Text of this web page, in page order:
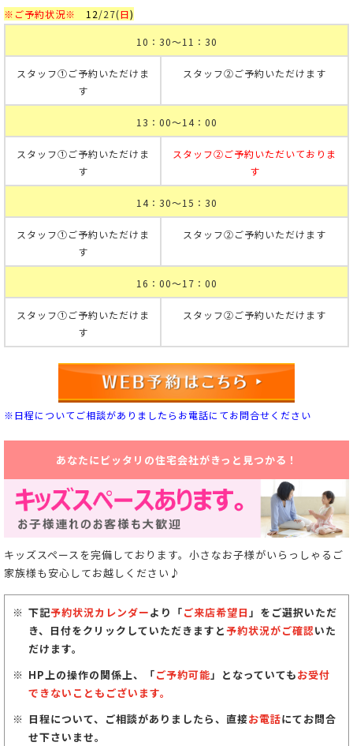
※ご予約状況※ 12/27(日)
10：30～11：30
スタッフ①ご予約いただけま
す
スタッフ②ご予約いただけます
13：00～14：00
スタッフ①ご予約いただけま
す
スタッフ②ご予約いただいておりま
す
14：30～15：30
スタッフ①ご予約いただけま
す
スタッフ②ご予約いただけます
16：00～17：00
スタッフ①ご予約いただけま
す
スタッフ②ご予約いただけます
※日程についてご相談がありましたらお電話にてお問合せください
あなたにピッタリの住宅会社がきっと見つかる！
キッズスペースを完備しております。小さなお子様がいらっしゃるご
家族様も安心してお越しください♪
下記予約状況カレンダーより「ご来店希望日」をご選択いただ
き、日付をクリックしていただきますと予約状況がご確認いた
だけます。
HP上の操作の関係上、「ご予約可能」となっていてもお受付
できないこともございます。
日程について、ご相談がありましたら、直接お電話にてお問合
せ下さいませ。